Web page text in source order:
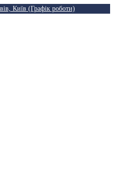
Київ (Графік роботи)